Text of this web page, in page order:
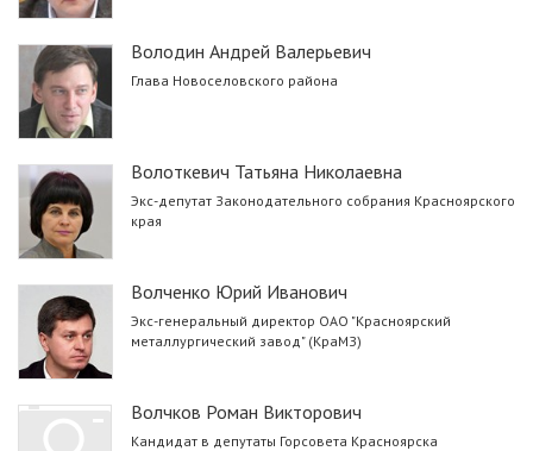
Володин Андрей Валерьевич
Глава Новоселовского района
Волоткевич Татьяна Николаевна
Экс-депутат Законодательного собрания Красноярского
края
Волченко Юрий Иванович
Экс-генеральный директор ОАО "Красноярский
металлургический завод" (КраМЗ)
Волчков Роман Викторович
Кандидат в депутаты Горсовета Красноярска